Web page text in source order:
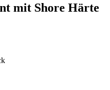
mit Shore Härte